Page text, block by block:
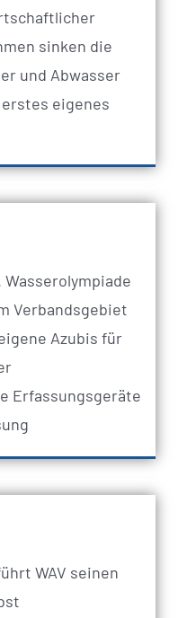
sinken die
und Abwasser
eigenes
Wasserolympiade
Verbandsgebiet
Azubis für
Erfassungsgeräte
WAV seinen